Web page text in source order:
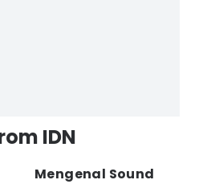
IDN
Mengenal Sound